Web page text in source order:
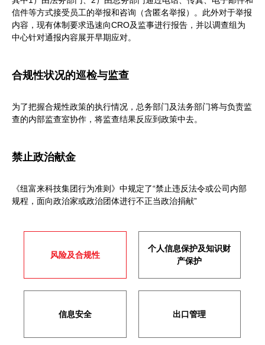
信件等方式接受员工的举报和咨询（含匿名举报）。此外对于举报
内容，现有体制要求迅速向CRO及监事进行报告，并以调查组为
中心针对通报内容展开早期应对。
合规性状况的巡检与监查
为了把握合规性政策的执行情况，总务部门及法务部门将与负责监
查的内部监查室协作，将监查结果反应到政策中去。
禁止政治献金
《纽富来科技集团行为准则》中规定了“禁止违反法令或公司内部
规程，面向政治家或政治团体进行不正当政治捐献”
风险及合规性
个人信息保护及知识财
产保护
信息安全 出口管理